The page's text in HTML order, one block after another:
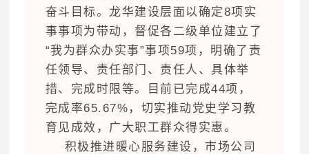
奋斗目标。龙华建设层面以确定8项实
事事项为带动，督促各二级单位建立了
“我为群众办实事”事项59项，明确了责
任领导、责任部门、责任人、具体举
措、完成时限等。目前已完成44项，
完成率65.67%，切实推动党史学习教
育见成效，广大职工群众得实惠。
积极推进暖心服务建设，市场公司